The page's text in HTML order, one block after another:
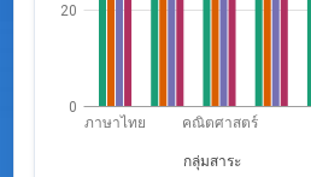
ภาษาไทย คณิตศาสตร์
กลุ่มสาระ
0
20